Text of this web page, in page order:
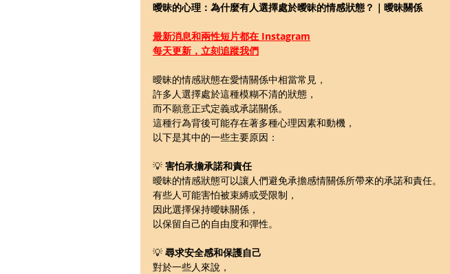
曖昧的心理：為什麼有人選擇處於曖昧的情感狀態？｜曖昧關係
最新消息和兩性短片都在 Instagram
每天更新，立刻追蹤我們
曖昧的情感狀態在愛情關係中相當常見，
許多人選擇處於這種模糊不清的狀態，
而不願意正式定義或承諾關係。
這種行為背後可能存在著多種心理因素和動機，
以下是其中的一些主要原因：
💡 害怕承擔承諾和責任
曖昧的情感狀態可以讓人們避免承擔感情關係所帶來的承諾和責任。
有些人可能害怕被束縛或受限制，
因此選擇保持曖昧關係，
以保留自己的自由度和彈性。
💡 尋求安全感和保護自己
對於一些人來說，